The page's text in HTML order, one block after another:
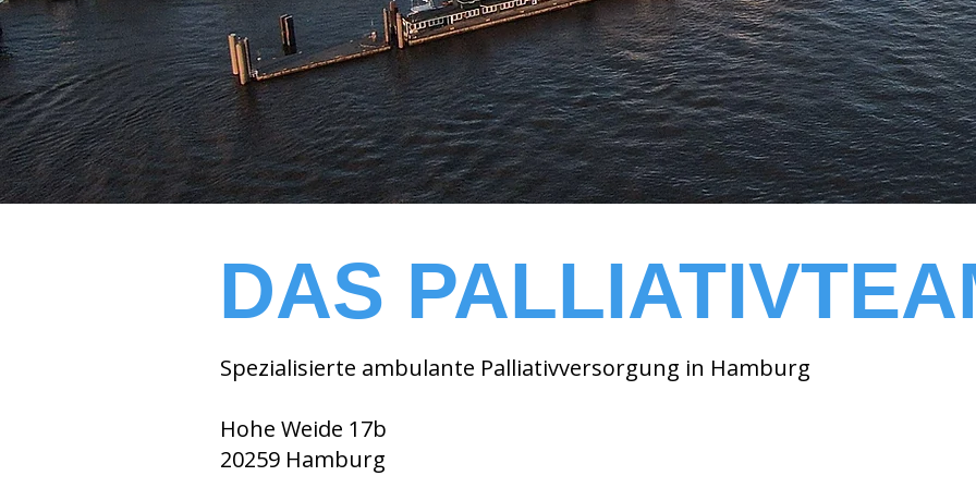
DAS
Spezialisierte ambulante Palliativversorgung in Hamburg
Hohe Weide 17b
20259 Hamburg